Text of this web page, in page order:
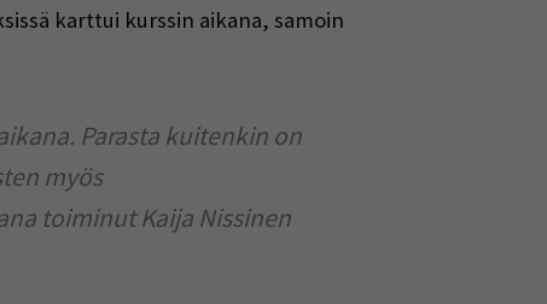
karttui kurssin aikana, samoin
Parasta kuitenkin on
myös
toiminut Kaija Nissinen